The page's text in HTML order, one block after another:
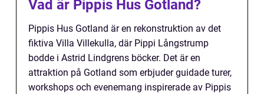
Vad är Pippis Hus Gotland?
Pippis Hus Gotland är en rekonstruktion av det
fiktiva Villa Villekulla, där Pippi Långstrump
bodde i Astrid Lindgrens böcker. Det är en
attraktion på Gotland som erbjuder guidade turer,
workshops och evenemang inspirerade av Pippis